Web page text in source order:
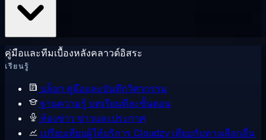
คู่มือและทีมเบื้องหลังคลาวด์อิสระ
เรียนรู้
บล็อก คู่มือและบันทึกวิศวกรรม
ฐานความรู้ บทเรียนทีละขั้นตอน
ห้องข่าว ข่าวและประกาศ
เปรียบเทียบผู้ให้บริการ Cloudzy เทียบกับทางเลือกอื่น